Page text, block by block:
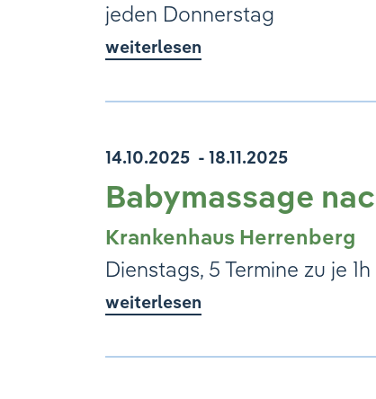
jeden Donnerstag
weiterlesen
14.10.2025 - 18.11.2025
Babymassage
Krankenhaus Herrenberg
Dienstags, 5 Termine zu je 1h
weiterlesen